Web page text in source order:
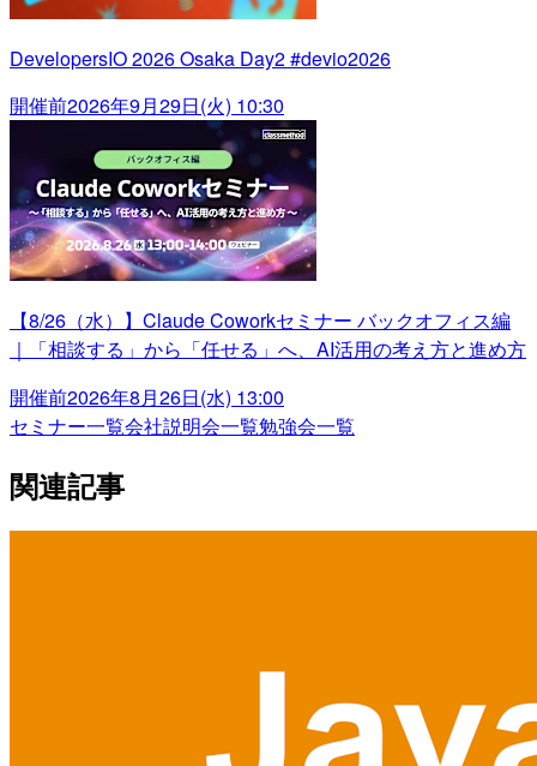
DevelopersIO 2026 Osaka Day2 #devio2026
開催前2026年9月29日(火) 10:30
【8/26（水）】Claude Coworkセミナー バックオフィス編
｜「相談する」から「任せる」へ、AI活用の考え方と進め方
開催前2026年8月26日(水) 13:00
セミナー一覧会社説明会一覧勉強会一覧
関連記事